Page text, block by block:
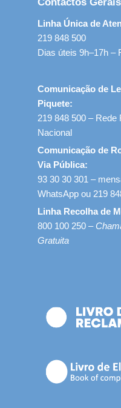
Contactos Gerais
Linha Única de
219 848 500
Dias úteis 9h–17h –
Comunicação de
Piquete:
219 848 500 – Rede
Nacional
Comunicação de
Via Pública:
93 30 30 301 –
WhatsApp ou 219
Linha Recolha de
800 100 250 –
Gratuita